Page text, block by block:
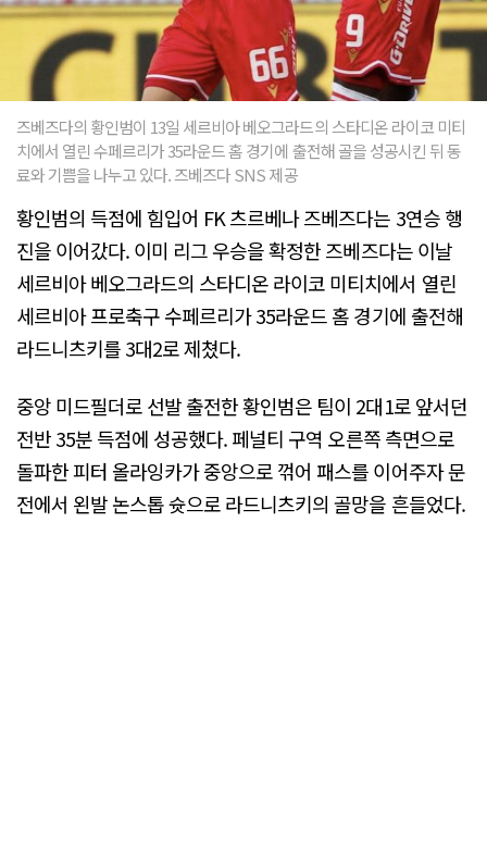
즈베즈다의 황인범이 13일 세르비아 베오그라드의 스타디온 라이코 미티
치에서 열린 수페르리가 35라운드 홈 경기에 출전해 골을 성공시킨 뒤 동
료와 기쁨을 나누고 있다. 즈베즈다 SNS 제공
황인범의 득점에 힘입어 FK 츠르베나 즈베즈다는 3연승 행
진을 이어갔다. 이미 리그 우승을 확정한 즈베즈다는 이날
세르비아 베오그라드의 스타디온 라이코 미티치에서 열린
세르비아 프로축구 수페르리가 35라운드 홈 경기에 출전해
라드니츠키를 3대2로 제쳤다.
중앙 미드필더로 선발 출전한 황인범은 팀이 2대1로 앞서던
전반 35분 득점에 성공했다. 페널티 구역 오른쪽 측면으로
돌파한 피터 올라잉카가 중앙으로 꺾어 패스를 이어주자 문
전에서 왼발 논스톱 슛으로 라드니츠키의 골망을 흔들었다.